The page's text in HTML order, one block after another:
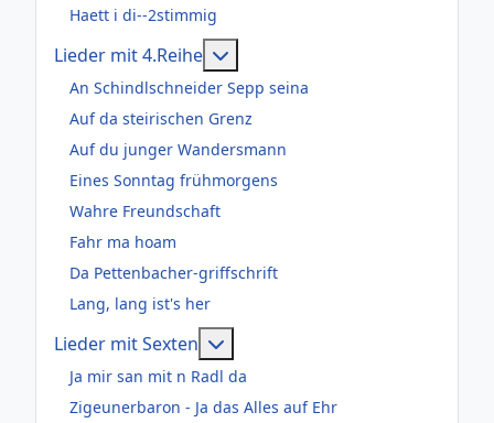
Haett i di--2stimmig
Lieder mit 4.Reihe
An Schindlschneider Sepp seina
Auf da steirischen Grenz
Auf du junger Wandersmann
Eines Sonntag frühmorgens
Wahre Freundschaft
Fahr ma hoam
Da Pettenbacher-griffschrift
Lang, lang ist's her
Lieder mit Sexten
Ja mir san mit n Radl da
Zigeunerbaron - Ja das Alles auf Ehr